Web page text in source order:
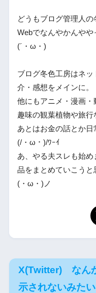
どうもブログ管理人の
Webでなんやかんやや
(´・ω・)
ブログ冬色工房はネ
介・感想をメインに。
他にもアニメ・漫画・
趣味の観葉植物や旅行
あとはお金の話とか
(/・ω・)/ﾜｰｲ
あ、やる夫スレも始
品をまとめていこうと
(・ω・)ノ
X(Twitter) なん
示されないみたい